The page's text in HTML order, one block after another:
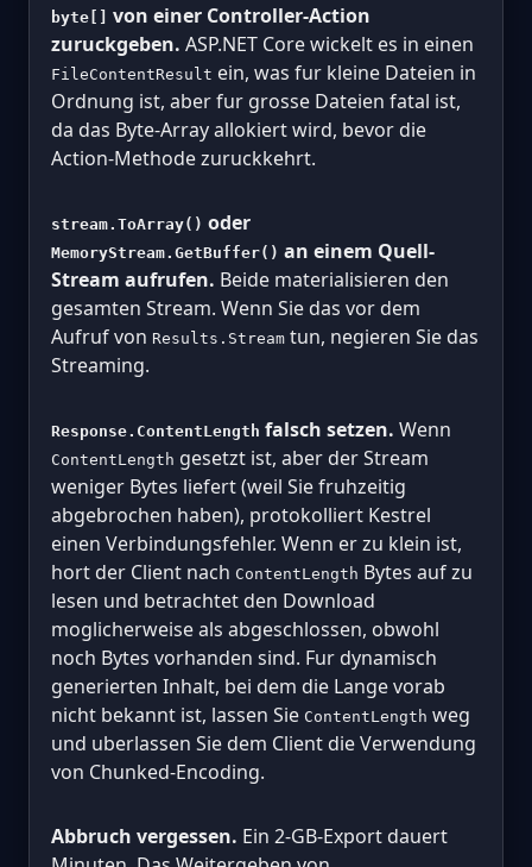
byte[]
von einer Controller-Action
zuruckgeben. ASP.NET Core wickelt es in einen
FileContentResult ein, was fur kleine Dateien in
Ordnung ist, aber fur grosse Dateien fatal ist,
da das Byte-Array allokiert wird, bevor die
Action-Methode zuruckkehrt.
stream.ToArray() oder
MemoryStream.GetBuffer() an einem Quell-
Stream aufrufen. Beide materialisieren den
gesamten Stream. Wenn Sie das vor dem
Aufruf von Results.Stream tun, negieren Sie das
Streaming.
Response.ContentLength falsch setzen. Wenn
ContentLength gesetzt ist, aber der Stream
weniger Bytes liefert (weil Sie fruhzeitig
abgebrochen haben), protokolliert Kestrel
einen Verbindungsfehler. Wenn er zu klein ist,
hort der Client nach ContentLength Bytes auf zu
lesen und betrachtet den Download
moglicherweise als abgeschlossen, obwohl
noch Bytes vorhanden sind. Fur dynamisch
generierten Inhalt, bei dem die Lange vorab
nicht bekannt ist, lassen Sie ContentLength weg
und uberlassen Sie dem Client die Verwendung
von Chunked-Encoding.
Abbruch vergessen. Ein 2-GB-Export dauert